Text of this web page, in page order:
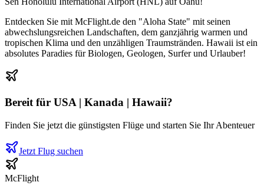
Entdecken Sie mit McFlight.de den "Aloha State" mit seinen
abwechslungsreichen Landschaften, dem ganzjährig warmen und
tropischen Klima und den unzähligen Traumstränden. Hawaii ist ein
absolutes Paradies für Biologen, Geologen, Surfer und Urlauber!
Bereit für USA | Kanada | Hawaii?
Finden Sie jetzt die günstigsten Flüge und starten Sie Ihr Abenteuer
Jetzt Flug suchen
McFlight